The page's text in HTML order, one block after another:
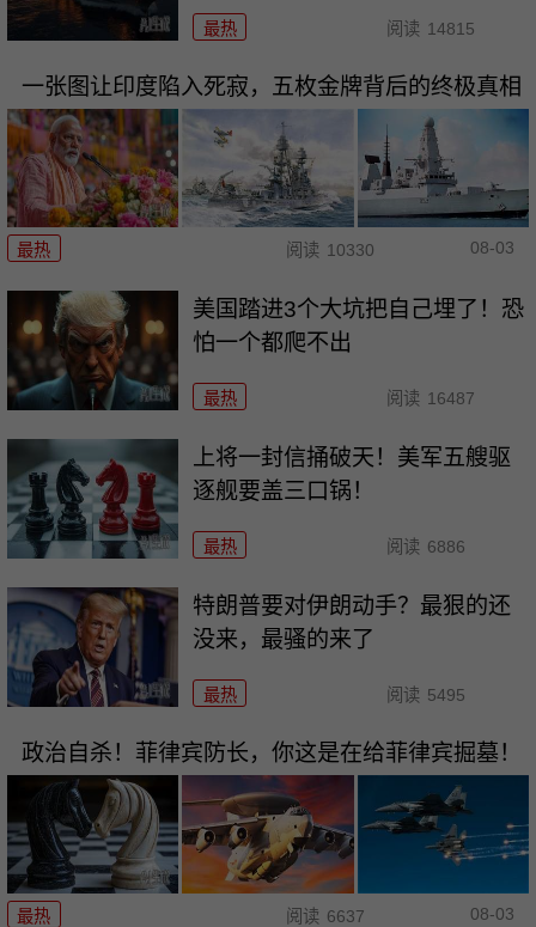
最热 阅读 14815
一张图让印度陷入死寂，五枚金牌背后的终极真相
最热 阅读 10330 08-03
美国踏进3个大坑把自己埋了！恐
怕一个都爬不出
最热 阅读 16487
上将一封信捅破天！美军五艘驱
逐舰要盖三口锅！
最热 阅读 6886
特朗普要对伊朗动手？最狠的还
没来，最骚的来了
最热 阅读 5495
政治自杀！菲律宾防长，你这是在给菲律宾掘墓！
最热 阅读 6637 08-03